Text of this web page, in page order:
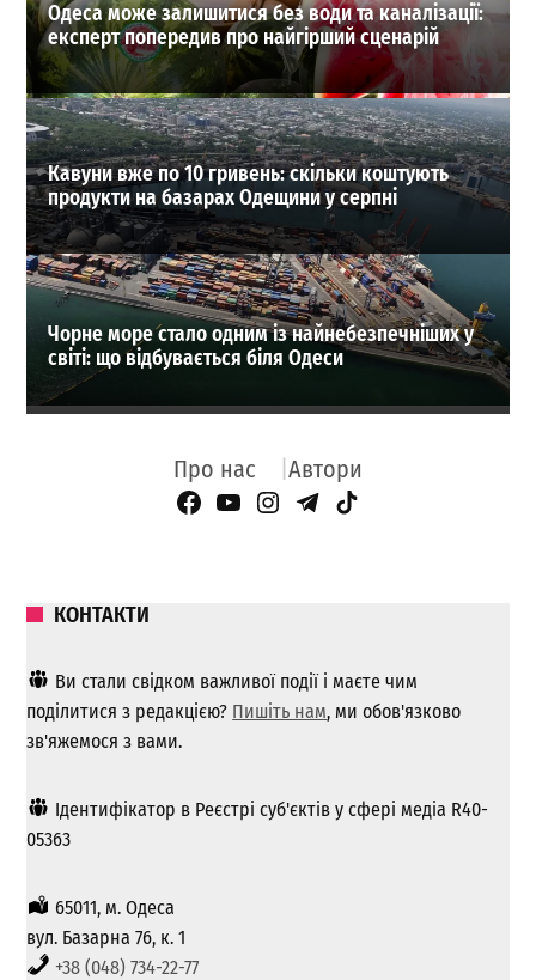
Одеса може залишитися без води та каналізації:
експерт попередив про найгірший сценарій
Кавуни вже по 10 гривень: скільки коштують
продукти на базарах Одещини у серпні
Чорне море стало одним із найнебезпечніших у
світі: що відбувається біля Одеси
Про нас Автори
Facebook Page
YouTube
Instagram
Telegram
TikTok
КОНТАКТИ
Ви стали свідком важливої ​​події і маєте чим
поділитися з редакцією? Пишіть нам, ми обов'язково
зв'яжемося з вами.
Ідентифікатор в Реєстрі суб'єктів у сфері медіа R40-
05363
65011, м. Одеса
вул. Базарна 76, к. 1
+38 (048) 734-22-77